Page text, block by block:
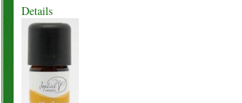
Details